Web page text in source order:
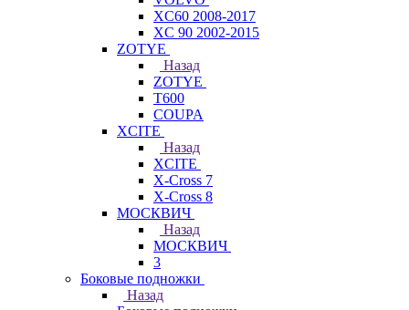
XC60 2008-2017
XC 90 2002-2015
ZOTYE
Назад
ZOTYE
T600
COUPA
XCITE
Назад
XCITE
X-Cross 7
X-Cross 8
МОСКВИЧ
Назад
МОСКВИЧ
3
Боковые подножки
Назад